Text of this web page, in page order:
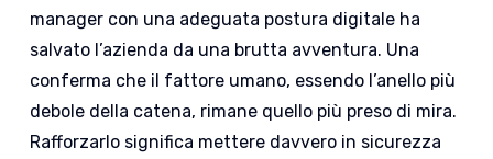
manager con una adeguata postura digitale ha
salvato l’azienda da una brutta avventura. Una
conferma che il fattore umano, essendo l’anello più
debole della catena, rimane quello più preso di mira.
Rafforzarlo significa mettere davvero in sicurezza